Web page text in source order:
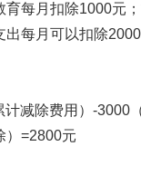
每月扣除1000元
每月可以扣除
减除费用）-3000
）=2800元